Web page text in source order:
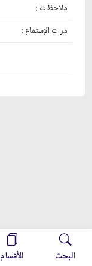
ملاحظات :
مرات الإستماع :
البحث الأقسام